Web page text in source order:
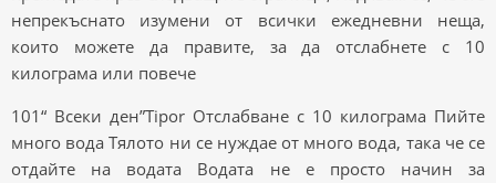
непрекъснато изумени от всички ежедневни неща,
които можете да правите, за да отслабнете с 10
килограма или повече
101“ Всеки ден”Tipor Отслабване с 10 килограма Пийте
много вода Тялото ни се нуждае от много вода, така че се
отдайте на водата Водата не е просто начин за